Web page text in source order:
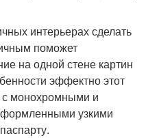
интерьерах сделать
поможет
на одной стене картин
эффектно этот
с монохромными и
узкими